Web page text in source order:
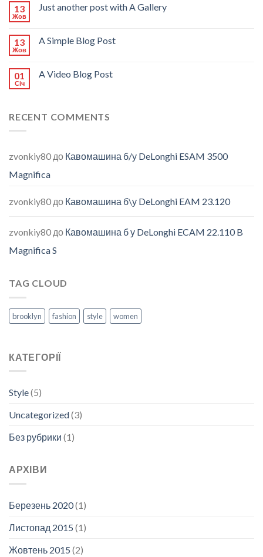
13
Жов
Just another post with A Gallery
13
Жов
A Simple Blog Post
01
Січ
A Video Blog Post
RECENT COMMENTS
zvonkiy80 до Кавомашина б/у DeLonghi ESAM 3500
Magnifica
zvonkiy80 до Кавомашина б\у DeLonghi EAM 23.120
zvonkiy80 до Кавомашина б у DeLonghi ECAM 22.110 B
Magnifica S
TAG CLOUD
brooklyn fashion style women
КАТЕГОРІЇ
Style(5)
Uncategorized(3)
Без рубрики (1)
АРХІВИ
Березень 2020(1)
Листопад 2015 (1)
Жовтень 2015 (2)